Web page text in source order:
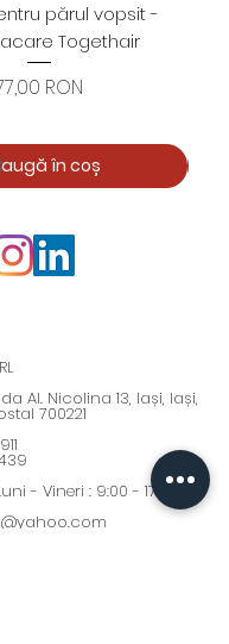
părul vopsit -
Togethair
RON
în coș
Nicolina 13, Iași, Iași,
700221
Vineri : 9:00 - 17:00